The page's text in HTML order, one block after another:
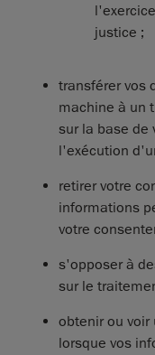
justice ;
transférer vos
machine à un
sur la base de
l'exécution
retirer votre
informations
votre
s'opposer à
sur le
obtenir ou
lorsque vos